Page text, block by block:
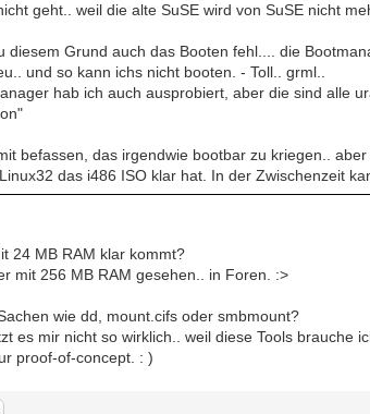
geht.. weil die alte SuSE wird von SuSE nicht
diesem Grund auch das Booten fehl.... die
und so kann ichs nicht booten. - Toll.. grml..
hab ich auch ausprobiert, aber die sind alle
befassen, das irgendwie bootbar zu kriegen..
das i486 ISO klar hat. In der Zwischenzeit
24 MB RAM klar kommt?
mit 256 MB RAM gesehen.. in Foren. :>
wie dd, mount.cifs oder smbmount?
es mir nicht so wirklich.. weil diese Tools brauche
proof-of-concept. : )